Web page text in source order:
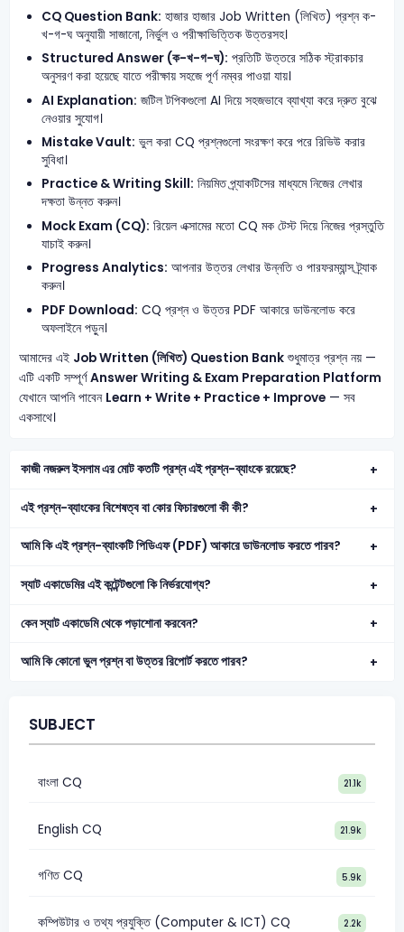
CQ Question Bank: হাজার হাজার Job Written (লিখিত) প্রশ্ন ক-
খ-গ-ঘ অনুযায়ী সাজানো, নির্ভুল ও পরীক্ষাভিত্তিক উত্তরসহ।
Structured Answer (ক-খ-গ-ঘ): প্রতিটি উত্তরে সঠিক স্ট্রাকচার
অনুসরণ করা হয়েছে যাতে পরীক্ষায় সহজে পূর্ণ নম্বর পাওয়া যায়।
AI Explanation: জটিল টপিকগুলো AI দিয়ে সহজভাবে ব্যাখ্যা করে দ্রুত বুঝে
নেওয়ার সুযোগ।
Mistake Vault: ভুল করা CQ প্রশ্নগুলো সংরক্ষণ করে পরে রিভিউ করার
সুবিধা।
Practice & Writing Skill: নিয়মিত প্র্যাকটিসের মাধ্যমে নিজের লেখার
দক্ষতা উন্নত করুন।
Mock Exam (CQ): রিয়েল এক্সামের মতো CQ মক টেস্ট দিয়ে নিজের প্রস্তুতি
যাচাই করুন।
Progress Analytics: আপনার উত্তর লেখার উন্নতি ও পারফরম্যান্স ট্র্যাক
করুন।
PDF Download: CQ প্রশ্ন ও উত্তর PDF আকারে ডাউনলোড করে
অফলাইনে পড়ুন।
আমাদের এই Job Written (লিখিত) Question Bankশুধুমাত্র প্রশ্ন নয় —
এটি একটি সম্পূর্ণAnswer Writing & Exam Preparation Platform
যেখানে আপনি পাবেন Learn + Write + Practice + Improve— সব
একসাথে।
কাজী নজরুল ইসলাম এর মোট কতটি প্রশ্ন এই প্রশ্ন-ব্যাংকে রয়েছে?
এই প্রশ্ন-ব্যাংকের বিশেষত্ব বা কোর ফিচারগুলো কী কী?
আমি কি এই প্রশ্ন-ব্যাংকটি পিডিএফ (PDF) আকারে ডাউনলোড করতে পারব?
স্যাট একাডেমির এই কন্টেন্টগুলো কি নির্ভরযোগ্য?
কেন স্যাট একাডেমি থেকে পড়াশোনা করবেন?
আমি কি কোনো ভুল প্রশ্ন বা উত্তর রিপোর্ট করতে পারব?
SUBJECT
বাংলা CQ 21.1k
English CQ 21.9k
গণিত CQ 5.9k
কম্পিউটার ও তথ্য প্রযুক্তি (Computer & ICT) CQ 2.2k